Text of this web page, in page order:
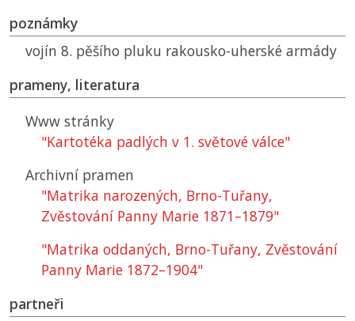
poznámky
vojín 8. pěšího pluku rakousko-uherské armády
prameny, literatura
Www stránky
"Kartotéka padlých v 1. světové válce"
Archivní pramen
"Matrika narozených, Brno-Tuřany,
Zvěstování Panny Marie 1871–1879"
"Matrika oddaných, Brno-Tuřany, Zvěstování
Panny Marie 1872–1904"
partneři